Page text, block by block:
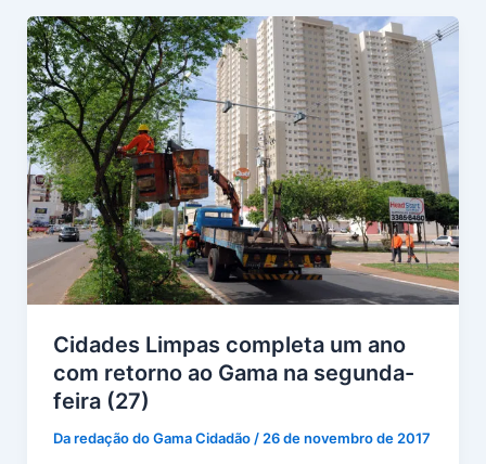
Cidades Limpas completa um ano
com retorno ao Gama na segunda-
feira (27)
Da redação do Gama Cidadão / 26 de novembro de 2017